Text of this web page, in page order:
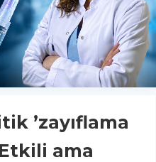
’zayıflama
ama